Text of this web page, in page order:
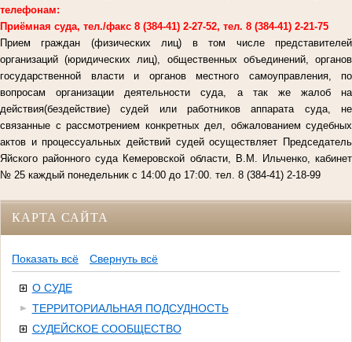
телефонам:
Приёмная суда, тел./факс 8 (384-41) 2-27-52, тел. 8 (384-41) 2-21-75
Прием граждан (физических лиц) в том числе представителей
организаций (юридических лиц), общественных объединений, органов
государственной власти и органов местного самоуправления, по
вопросам организации деятельности суда, а так же жалоб на
действия(бездействие) судей или работников аппарата суда, не
связанные с рассмотрением конкретных дел, обжалованием судебных
актов и процессуальных действий судей осуществляет Председатель
Яйского районного суда Кемеровской области, В.М. Ильченко, кабинет
№ 25 каждый понедельник с 14:00 до 17:00. тел. 8 (384-41) 2-18-99
КАРТА САЙТА
Показать всё Свернуть всё
О СУДЕ
ТЕРРИТОРИАЛЬНАЯ ПОДСУДНОСТЬ
СУДЕЙСКОЕ СООБЩЕСТВО